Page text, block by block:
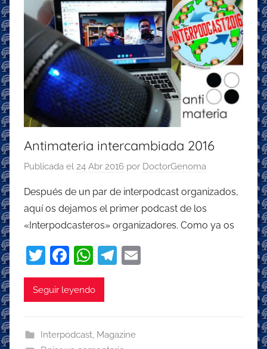
podcastfera
Antimateria intercambiada 2016
Publicada el 24 Abr 2016 por DoctorGenoma
Después de un par de interpodcast organizados,
aquí os dejamos el primer podcast de los
«Interpodcasteros» organizadores. Como ya os
T
w
itt
F
a
c
b
W
h
at
A
T
a
Seguir leyendo
Interpodcast, Magazine